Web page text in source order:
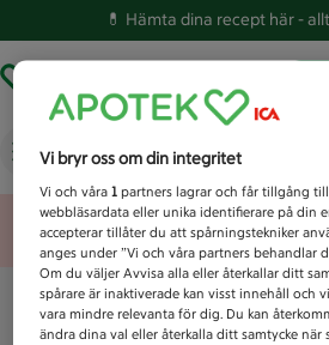
💊 Hämta dina recept här -
Vad letar du efter idag?
Unknown
Vi bryr oss om din integritet
Vi och våra1 partners lagrar och får tillgång
webbläsardata eller unika identifierare på din
accepterar tillåter du att spårningstekniker
anges under ”Vi och våra partners behandlar
Om du väljer Avvisa alla eller återkallar ditt
spårare är inaktiverade kan visst innehåll och
vara mindre relevanta för dig. Du kan
ändra dina val eller återkalla ditt samtycke när